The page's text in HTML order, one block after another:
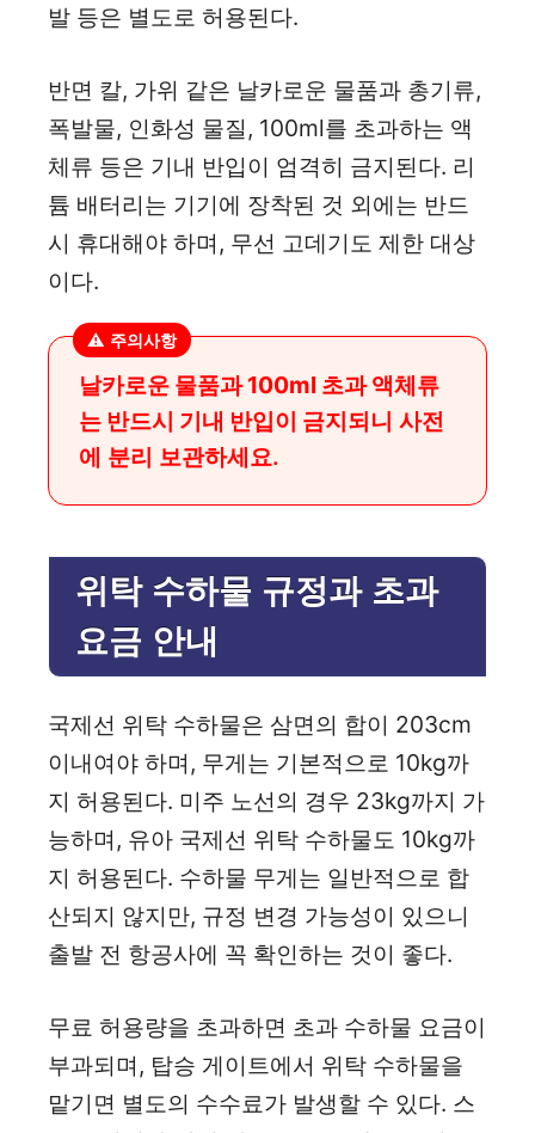
발 등은 별도로 허용된다.
반면 칼, 가위 같은 날카로운 물품과 총기류,
폭발물, 인화성 물질, 100ml를 초과하는 액
체류 등은 기내 반입이 엄격히 금지된다. 리
튬 배터리는 기기에 장착된 것 외에는 반드
시 휴대해야 하며, 무선 고데기도 제한 대상
이다.
⚠️ 주의사항
날카로운 물품과 100ml 초과 액체류
는 반드시 기내 반입이 금지되니 사전
에 분리 보관하세요.
위탁 수하물 규정과 초과
요금 안내
국제선 위탁 수하물은 삼면의 합이 203cm
이내여야 하며, 무게는 기본적으로 10kg까
지 허용된다. 미주 노선의 경우 23kg까지 가
능하며, 유아 국제선 위탁 수하물도 10kg까
지 허용된다. 수하물 무게는 일반적으로 합
산되지 않지만, 규정 변경 가능성이 있으니
출발 전 항공사에 꼭 확인하는 것이 좋다.
무료 허용량을 초과하면 초과 수하물 요금이
부과되며, 탑승 게이트에서 위탁 수하물을
맡기면 별도의 수수료가 발생할 수 있다. 스